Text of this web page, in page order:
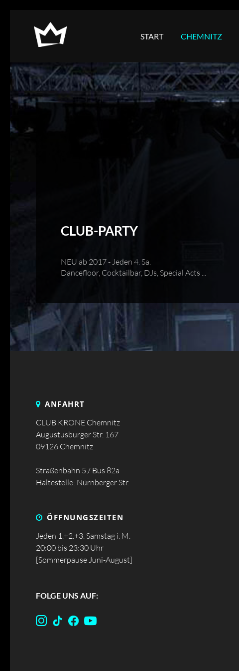
ÜBERSPRINGEN
START
CHEMNITZ
CLUB-PARTY
NEU ab 2017 - Jeden 4. Sa.
Dancefloor, Cocktailbar, DJs, Special Acts ...
ANFAHRT
CLUB KRONE Chemnitz
Augustusburger Str. 167
09126 Chemnitz
Straßenbahn 5 / Bus 82a
Haltestelle: Nürnberger Str.
ÖFFNUNGS­ZEITEN
Jeden 1.+2.+3. Samstag i. M.
20:00 bis 23:30 Uhr
[Sommerpause Juni-August]
FOLGE UNS AUF: